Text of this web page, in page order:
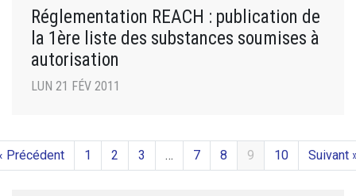
Réglementation REACH : publication de
la 1ère liste des substances soumises à
autorisation
LUN 21 FÉV 2011
Précédent 1 2 3 … 7 8 9 10 Suivant